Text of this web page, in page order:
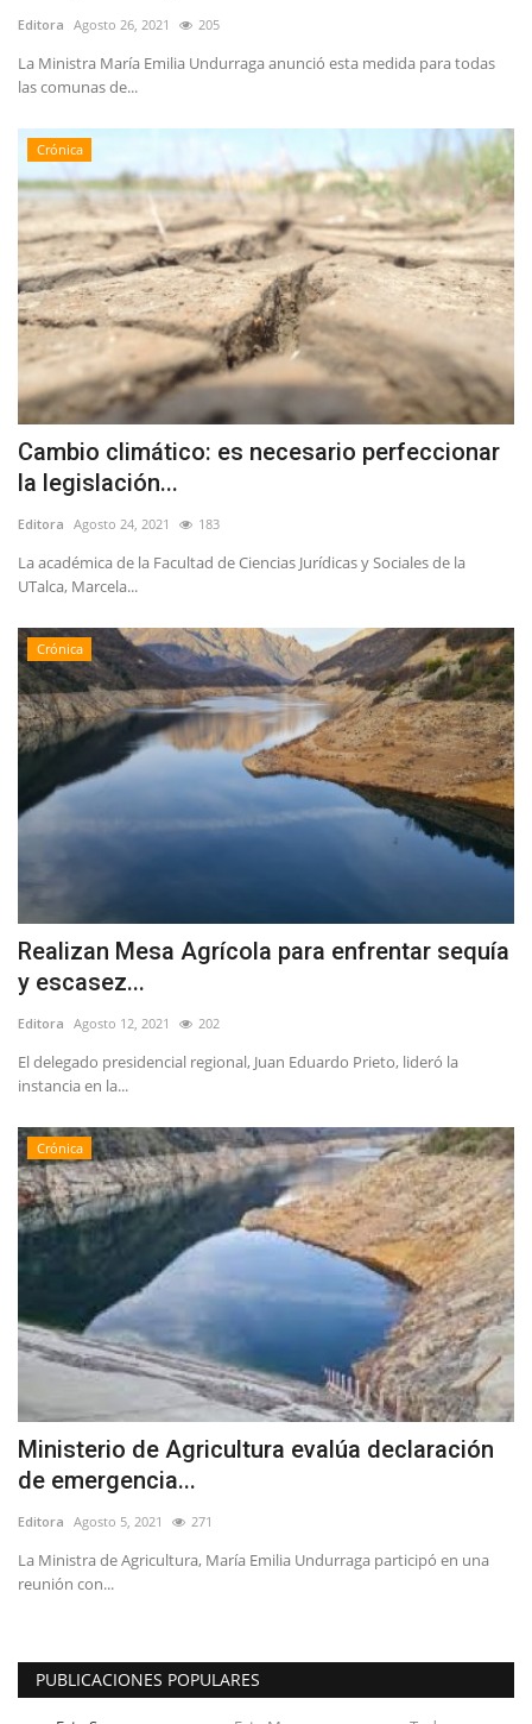
Editora Agosto 26, 2021 205
La Ministra María Emilia Undurraga anunció esta medida para todas
las comunas de...
Crónica
Cambio climático: es necesario perfeccionar
la legislación...
Editora Agosto 24, 2021 183
La académica de la Facultad de Ciencias Jurídicas y Sociales de la
UTalca, Marcela...
Crónica
Realizan Mesa Agrícola para enfrentar sequía
y escasez...
Editora Agosto 12, 2021 202
El delegado presidencial regional, Juan Eduardo Prieto, lideró la
instancia en la...
Crónica
Ministerio de Agricultura evalúa declaración
de emergencia...
Editora Agosto 5, 2021 271
La Ministra de Agricultura, María Emilia Undurraga participó en una
reunión con...
PUBLICACIONES POPULARES